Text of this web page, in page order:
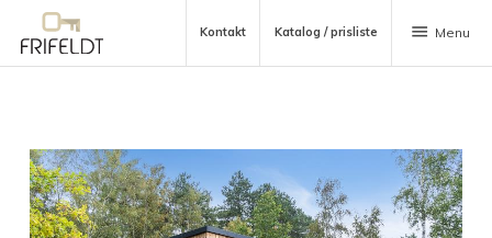
Kontakt Katalog / prisliste menu Menu